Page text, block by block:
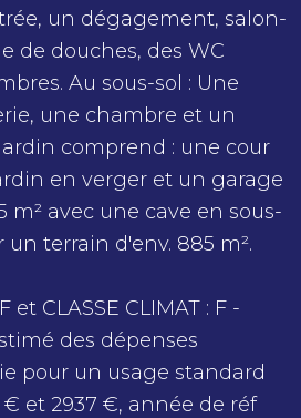
un dégagement, salon-
de douches, des WC
Au sous-sol : Une
une chambre et un
comprend : une cour
en verger et un garage
m² avec une cave en sous-
un terrain d'env. 885 m².
et CLASSE CLIMAT : F -
des dépenses
pour un usage standard
€ et 2937 €, année de réf